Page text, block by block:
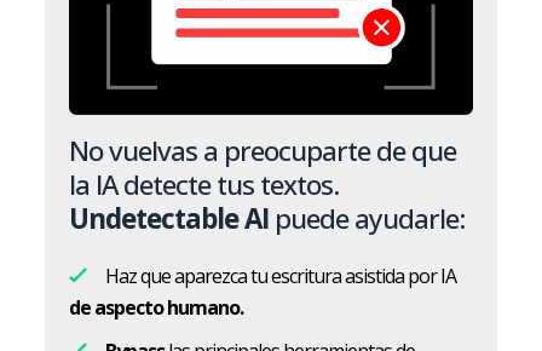
No vuelvas a preocuparte de que
la IA detecte tus textos.
Undetectable AI puede ayudarle:
Haz que aparezca tu escritura asistida por IA
de aspecto humano.